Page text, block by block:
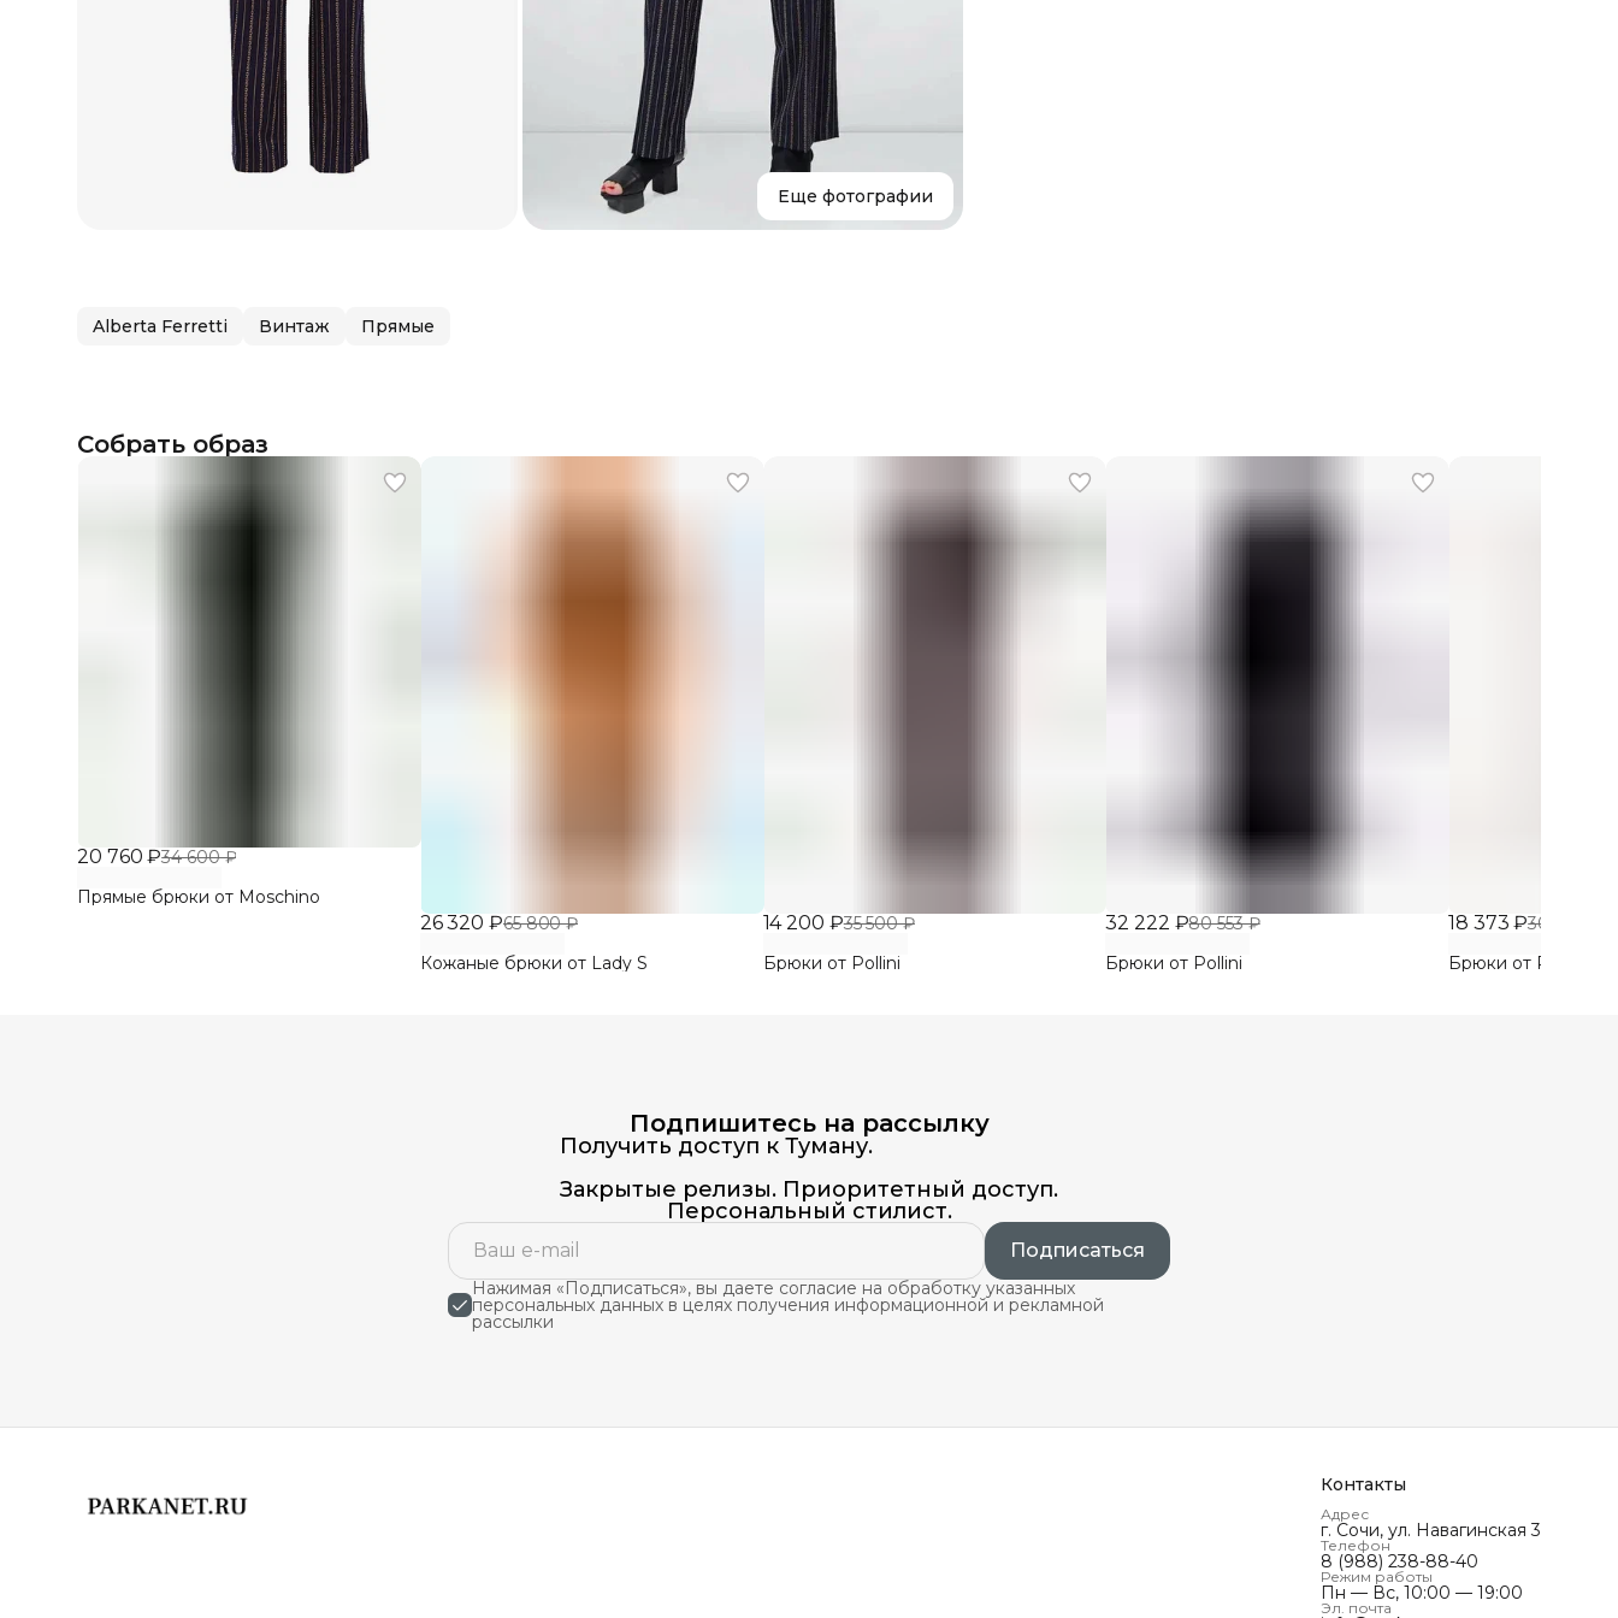
Еще фотографии
Alberta Ferretti Винтаж Прямые
Собрать образ
20 760 ₽34 600 ₽
Прямые брюки от Moschino
26 320 ₽65 800 ₽
Кожаные брюки от Lady S
14 200 ₽35 500 ₽
Брюки от Pollini
32 222 ₽80 553 ₽
Брюки от Pollini
18 373 ₽30 621 ₽
Брюки от
Подпишитесь на рассылку
Получить доступ к Туману.
Закрытые релизы. Приоритетный доступ.
Персональный стилист.
Подписаться
Нажимая «Подписаться», вы даете согласие на обработку указанных
персональных данных в целях получения информационной и рекламной
рассылки
Контакты
Адрес
г. Сочи, ул. Навагинская 3
Телефон
8 (988) 238-88-40
Режим работы
Пн — Вс, 10:00 — 19:00
Эл. почта